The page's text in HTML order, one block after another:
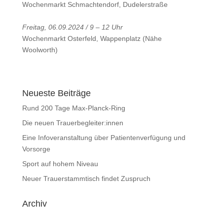
Wochenmarkt Schmachtendorf, Dudelerstraße
Freitag, 06.09.2024 / 9 – 12 Uhr
Wochenmarkt Osterfeld, Wappenplatz (Nähe
Woolworth)
Neueste Beiträge
Rund 200 Tage Max-Planck-Ring
Die neuen Trauerbegleiter:innen
Eine Infoveranstaltung über Patientenverfügung und
Vorsorge
Sport auf hohem Niveau
Neuer Trauerstammtisch findet Zuspruch
Archiv